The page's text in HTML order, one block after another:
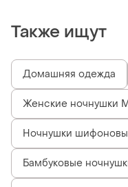
Также ищут
Домашняя одежда
Женские ночнушки
Ночнушки
Бамбуковые